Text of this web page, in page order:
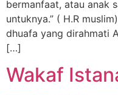
bermanfaat, atau anak
untuknya.” ( H.R
dhuafa yang dirahmati
[…]
Wakaf